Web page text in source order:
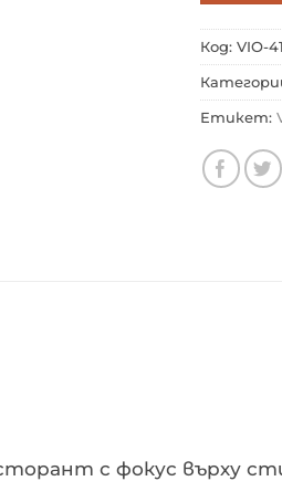
Код: VIO-
Етикет:
с фокус върху